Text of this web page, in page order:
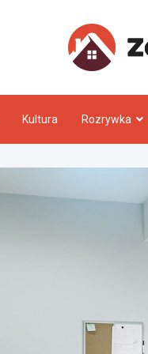
Kultura Rozrywka